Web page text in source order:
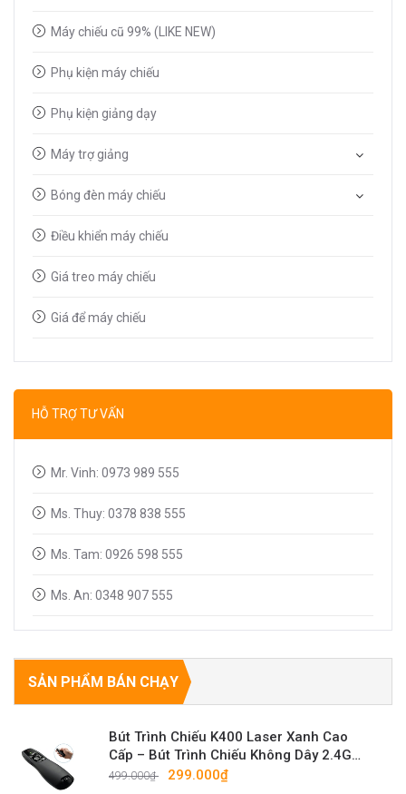
Máy chiếu cũ 99% (LIKE NEW)
Phụ kiện máy chiếu
Phụ kiện giảng dạy
Máy trợ giảng
Bóng đèn máy chiếu
Điều khiển máy chiếu
Giá treo máy chiếu
Giá để máy chiếu
Bút trình chiếu
Linh kiện máy chiếu
HỖ TRỢ TƯ VẤN
Mr. Vinh: 0973 989 555
Ms. Thuy: 0378 838 555
Ms. Tam: 0926 598 555
Ms. An: 0348 907 555
SẢN PHẨM BÁN CHẠY
Bút Trình Chiếu K400 Laser Xanh Cao
Cấp – Bút Trình Chiếu Không Dây 2.4G
Sáng Mạnh
499.000₫ 299.000₫